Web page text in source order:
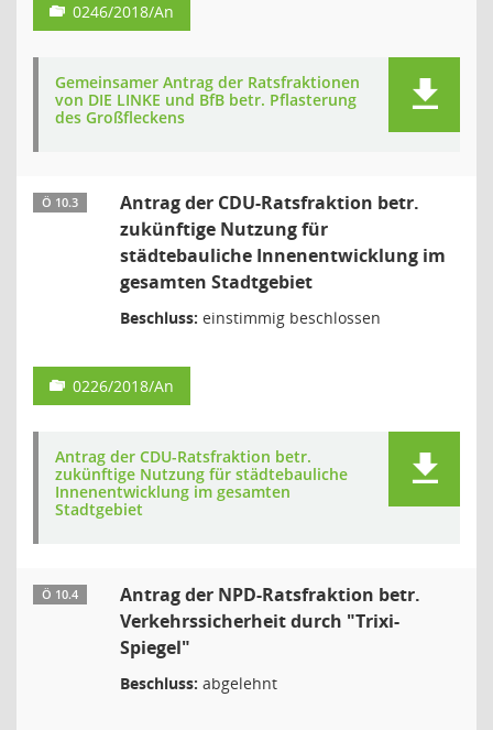
0246/2018/An
Gemeinsamer Antrag der Ratsfraktionen
von DIE LINKE und BfB betr. Pflasterung
des Großfleckens
Ö 10.3
Antrag der CDU-Ratsfraktion betr.
zukünftige Nutzung für
städtebauliche Innenentwicklung im
gesamten Stadtgebiet
Beschluss: einstimmig beschlossen
0226/2018/An
Antrag der CDU-Ratsfraktion betr.
zukünftige Nutzung für städtebauliche
Innenentwicklung im gesamten
Stadtgebiet
Ö 10.4
Antrag der NPD-Ratsfraktion betr.
Verkehrssicherheit durch "Trixi-
Spiegel"
Beschluss: abgelehnt